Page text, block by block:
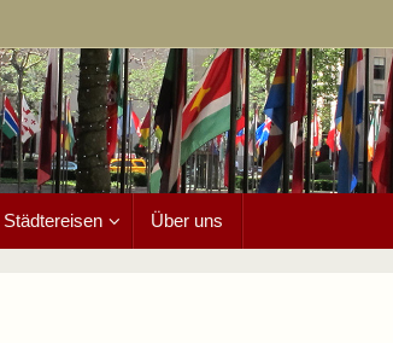
Städtereisen Über uns